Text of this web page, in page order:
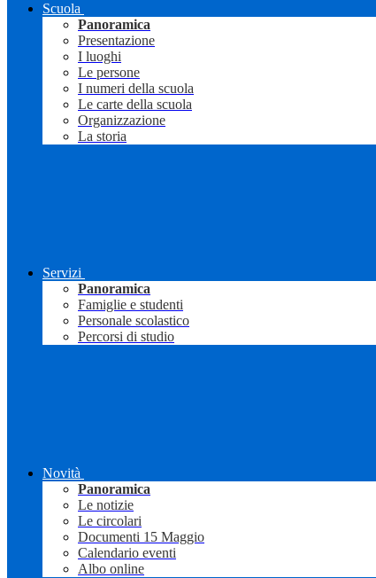
Scuola
Panoramica
Presentazione
I luoghi
Le persone
I numeri della scuola
Le carte della scuola
Organizzazione
La storia
Servizi
Panoramica
Famiglie e studenti
Personale scolastico
Percorsi di studio
Novità
Panoramica
Le notizie
Le circolari
Documenti 15 Maggio
Calendario eventi
Albo online